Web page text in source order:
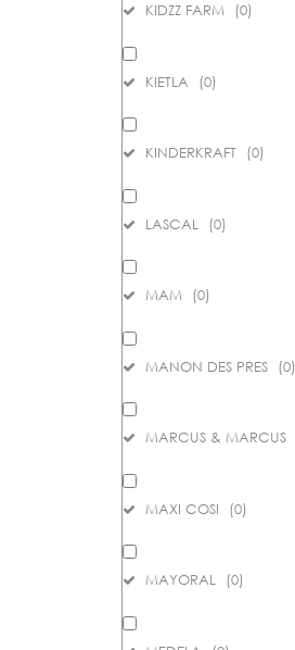
KIDZZ FARM (0)
KIETLA (0)
KINDERKRAFT (0)
LASCAL (0)
MAM (0)
MANON DES PRES (0)
MARCUS & MARCUS
MAXI COSI (0)
MAYORAL (0)